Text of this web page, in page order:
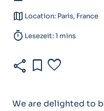
map Location: Paris, France
timer Lesezeit: 1 mins
share bookmark favorite
We are delighted to